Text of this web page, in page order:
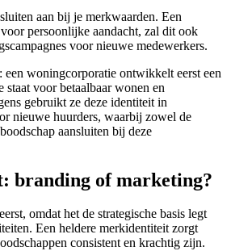
aan bij je merkwaarden. Een
persoonlijke aandacht, zal dit ook
voor nieuwe medewerkers.
een woningcorporatie ontwikkelt eerst een
staat voor betaalbaar wonen en
gebruikt ze deze identiteit in
nieuwe huurders, waarbij zowel de
aansluiten bij deze
branding of marketing?
omdat het de strategische basis legt
Een heldere merkidentiteit zorgt
consistent en krachtig zijn.